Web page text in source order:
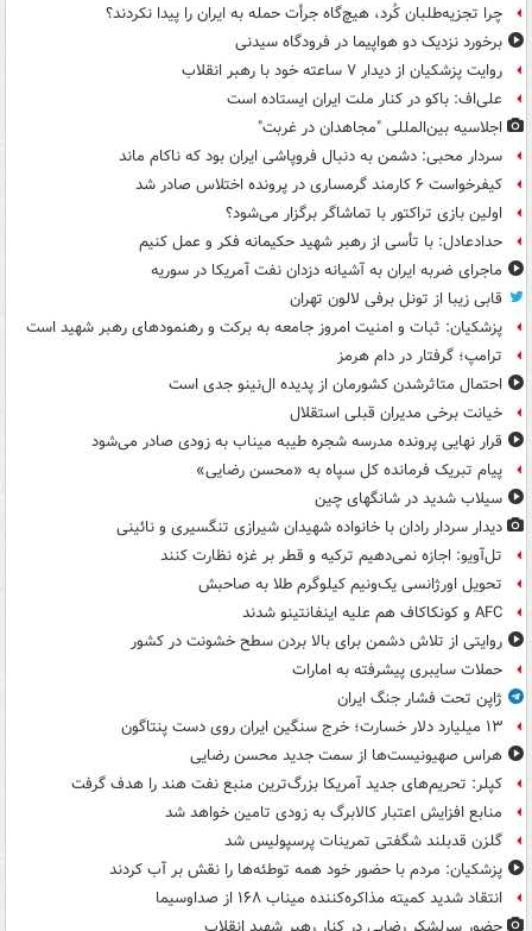
چرا تجزیه‌طلبان کُرد، هیچ‌گاه جرأت حمله به ایران را پیدا نکردند؟
برخورد نزدیک دو هواپیما در فرودگاه سیدنی
روایت پزشکیان از دیدار ۷ ساعته خود با رهبر انقلاب
علی‌اف: باکو در کنار ملت ایران ایستاده است
اجلاسیه بین‌المللی "مجاهدان در غربت"
سردار محبی: دشمن به دنبال فروپاشی ایران بود که ناکام ماند
کیفرخواست ۶ کارمند گرمساری در پرونده اختلاس صادر شد
اولین بازی تراکتور با تماشاگر برگزار می‌شود؟
حدادعادل: با تأسی از رهبر شهید حکیمانه فکر و عمل کنیم
ماجرای ضربه ایران به آشیانه دزدان نفت آمریکا در سوریه
قابی زیبا از تونل برفی لالون تهران
پزشکیان: ثبات و امنیت امروز جامعه به برکت و رهنمودهای رهبر شهید است
ترامپ؛ گرفتار در دام هرمز
احتمال متاثرشدن کشورمان از پدیده ال‌نینو جدی است
خیانت برخی مدیران قبلی استقلال
قرار نهایی پرونده مدرسه شجره طیبه میناب به زودی صادر می‌شود
پیام تبریک فرمانده کل سپاه به «محسن رضایی»
سیلاب شدید در شانگهای چین
دیدار سردار رادان با خانواده‌ شهیدان شیرازی تنگسیری و نائینی
تل‌آویو: اجازه نمی‌دهیم ترکیه و قطر بر غزه نظارت کنند
تحویل اورژانسی یک‌ونیم کیلوگرم طلا به صاحبش
AFC و کونکاکاف هم علیه اینفانتینو شدند
روایتی از تلاش دشمن برای بالا بردن سطح خشونت در کشور
حملات سایبری پیشرفته به امارات
ژاپن تحت فشار جنگ ایران
۱۳ میلیارد دلار خسارت؛ خرج سنگین ایران روی دست پنتاگون
هراس صهیونیست‌ها از سمت جدید محسن رضایی
کپلر: تحریم‌های جدید آمریکا بزرگ‌ترین منبع نفت هند را هدف گرفت
منابع افزایش اعتبار کالابرگ به زودی تامین خواهد شد
گلزن قدبلند شگفتی تمرینات پرسپولیس شد
پزشکیان: مردم با حضور خود همه توطئه‌ها را نقش بر آب کردند
انتقاد شدید کمیته مذاکره‌کننده میناب ۱۶۸ از صداوسیما